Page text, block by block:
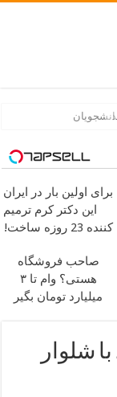
برای اولین بار در ایران
این دکتر کرم ترمیم
کننده 23 روزه ساخت!
صاحب فروشگاه
هستی؟ وام تا ۳
میلیارد تومان بگیر
شلوار